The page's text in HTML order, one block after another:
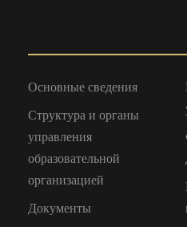
Основные сведения
Структура и органы
управления
образовательной
организацией
Документы